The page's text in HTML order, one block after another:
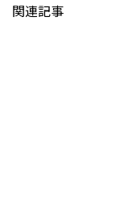
関連記事